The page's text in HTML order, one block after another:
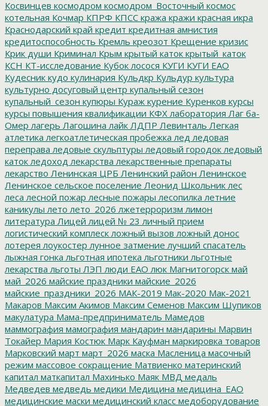
Косвинцев космодром космодром_Восточный космос
котельная Кочмар КПРФ КПСС кража кражи красная икра
Краснодарский край кредит кредитная амнистия
кредитоспособность Кремль креозот Крещение кризис
Крик души Криминал Крым крытый каток крытый_каток
КСН КТ-исследование Кубок лосося КУГИ КУГИ ЕАО
Кудесник кудо кулинария Кульдкр Кульдур культура
культурно досуговый центр купальный сезон
купальный_сезон купюры Кураж курение Куренков курсы
курсы повышения квалификации КФХ лаборатория Лаг ба-
Омер лагерь Лагошина лайк ЛДПР Левинталь Легкая
атлетика легкоатлетическая пробежка лед ледовая
переправа ледовые скульптуры ледовый городок ледовый
каток ледоход лекарства лекарственные препараты
лекарство Ленинская ЦРБ Ленинский район Ленинское
Ленинское сельское поселение Леонид Школьник лес
леса лесной пожар лесные пожары лесопилка летние
каникулы лето лето_2026 лжетерроризм лимон
литература Лицей лицей № 23 личный прием
логистический комплеск ложный вызов ложный донос
лотерея лоукостер лунное затмение лучший спасатель
лыжная гонка льготная ипотека льготники льготные
лекарства льготы ЛЭП люди ЕАО люк Магнитогорск май
май_2026 майские праздники майские_2026
майские_праздники_2026 МАК-2019 Мак-2020 Мак-2021
Макаров Максим Акимов Максим Семенов Максим Шупиков
макулатура Мама-предприниматель Мамедов
маммография мамография мандарин мандарины Марвин
Токайер Мария Костюк Марк Кауфман маркировка товаров
Марковский март март_2026 маска Масленица масочный
режим массовое сокращение Матвиенко материнский
капитал маткапитал Махинько Маяк МВД медаль
Медведев медведь медики Медицина медицина_ЕАО
медицинские маски медицинский класс медоборудование